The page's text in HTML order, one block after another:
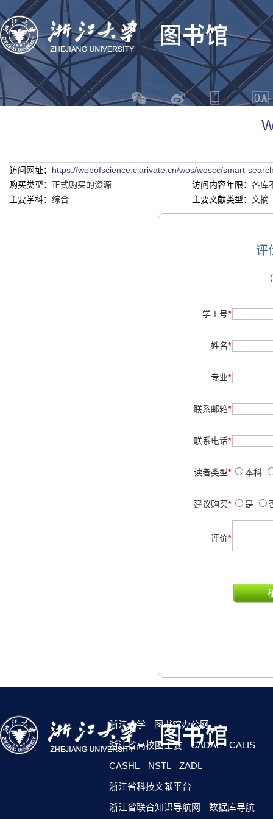
访问网址： https://webofscience.clarivate.cn/wos/woscc/smart-
购买类型： 正式购买的资源 访问内容年限： 各库
主要学科： 综合 主要文献类型： 文摘
评
学工号*
姓名*
专业*
联系邮箱*
联系电话*
读者类型* 本科
建议购买* 是
评价*
浙江大学
图书馆办公网
浙江省高校图工委
CADAL
CALIS
CASHL
NSTL
ZADL
浙江省科技文献平台
浙江省联合知识导航网
数据库导航